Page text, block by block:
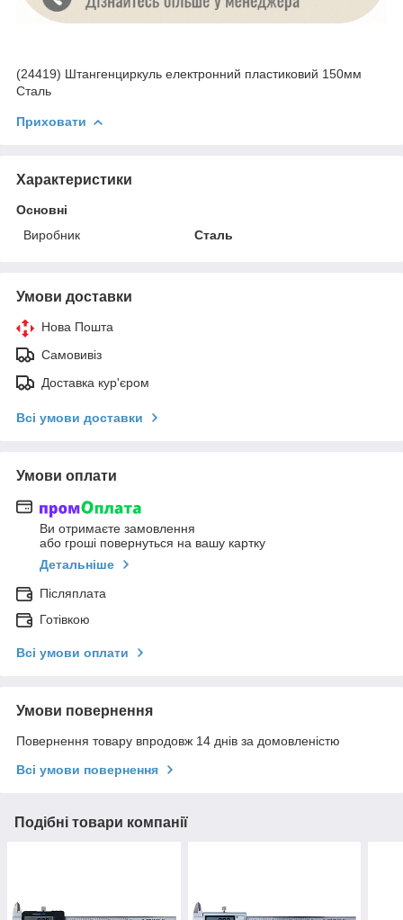
(24419) Штангенциркуль електронний пластиковий 150мм
Сталь
Приховати
Характеристики
Основні
Виробник
Сталь
Умови доставки
Нова Пошта
Самовивіз
Доставка кур'єром
Всі умови доставки
Умови оплати
Ви отримаєте замовлення
або гроші повернуться на вашу картку
Детальніше
Післяплата
Готівкою
Всі умови оплати
Умови повернення
Повернення товару впродовж 14 днів за домовленістю
Всі умови повернення
Подібні товари компанії